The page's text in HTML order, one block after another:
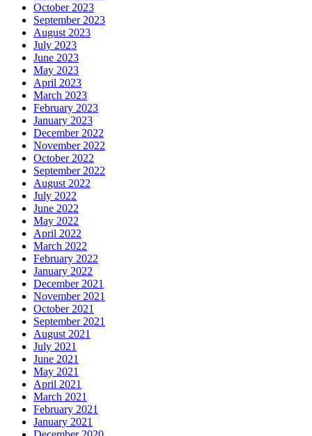
October 2023
September 2023
August 2023
July 2023
June 2023
May 2023
April 2023
March 2023
February 2023
January 2023
December 2022
November 2022
October 2022
September 2022
August 2022
July 2022
June 2022
May 2022
April 2022
March 2022
February 2022
January 2022
December 2021
November 2021
October 2021
September 2021
August 2021
July 2021
June 2021
May 2021
April 2021
March 2021
February 2021
January 2021